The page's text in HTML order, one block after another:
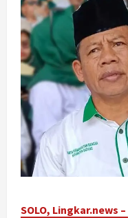
SOLO, Lingkar.news –